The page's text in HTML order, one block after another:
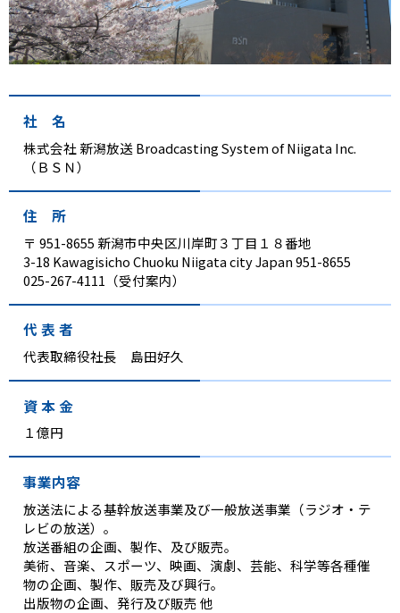
社 名
株式会社 新潟放送 Broadcasting System of Niigata Inc.
（ＢＳＮ）
住 所
〒 951-8655 新潟市中央区川岸町３丁目１８番地
3-18 Kawagisicho Chuoku Niigata city Japan 951-8655
025-267-4111（受付案内）
代 表 者
代表取締役社長 島田好久
資 本 金
１億円
事業内容
放送法による基幹放送事業及び一般放送事業（ラジオ・テ
レビの放送）。
放送番組の企画、製作、及び販売。
美術、音楽、スポーツ、映画、演劇、芸能、科学等各種催
物の企画、製作、販売及び興行。
出版物の企画、発行及び販売 他